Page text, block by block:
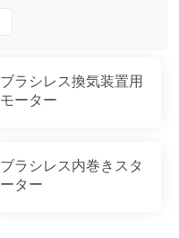
ブラシレス換気装置用
モーター
ブラシレス内巻きスタ
ーター